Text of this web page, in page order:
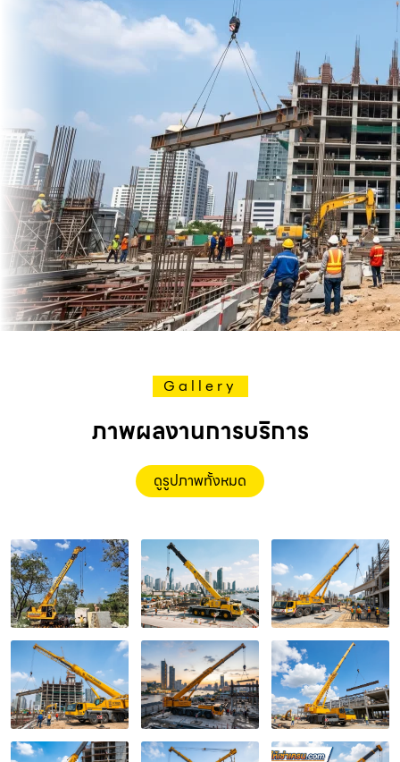
Gallery
ภาพผลงานการบริการ
ดูรูปภาพทั้งหมด